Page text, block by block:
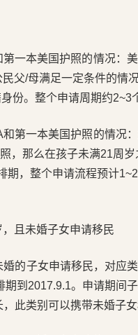
一本美国护照的情况：
父/母满足一定条件的情
份。整个申请周期约2~3
第一本美国护照的情况
，那么在孩子未满21周
期，整个申请流程预计
且未婚子女申请移民
的子女申请移民，对应
到2017.9.1。申请期间
此类别可以携带未婚子女